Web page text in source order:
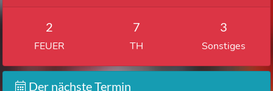
2
FEUER
7
TH
3
Sonstiges
Der nächste Termin